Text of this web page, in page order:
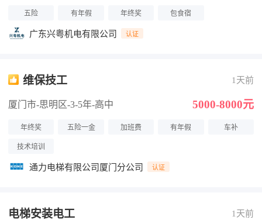
五险 有年假 年终奖 包食宿
广东兴粤机电有限公司 认证
维保技工 1天前
厦门市-思明区-3-5年-高中 5000-8000元
年终奖 五险一金 加班费 有年假 车补
技术培训
通力电梯有限公司厦门分公司 认证
电梯安装电工 1天前